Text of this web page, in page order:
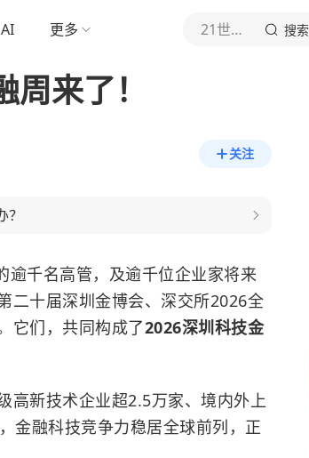
AI 更多 21世纪经济报道 搜索
来了！
关注
千名高管，及逾千位企业家将来
十届深圳金博会、深交所2026全
它们，共同构成了2026深圳科技金
高新技术企业超2.5万家、境内外上
金融科技竞争力稳居全球前列，正